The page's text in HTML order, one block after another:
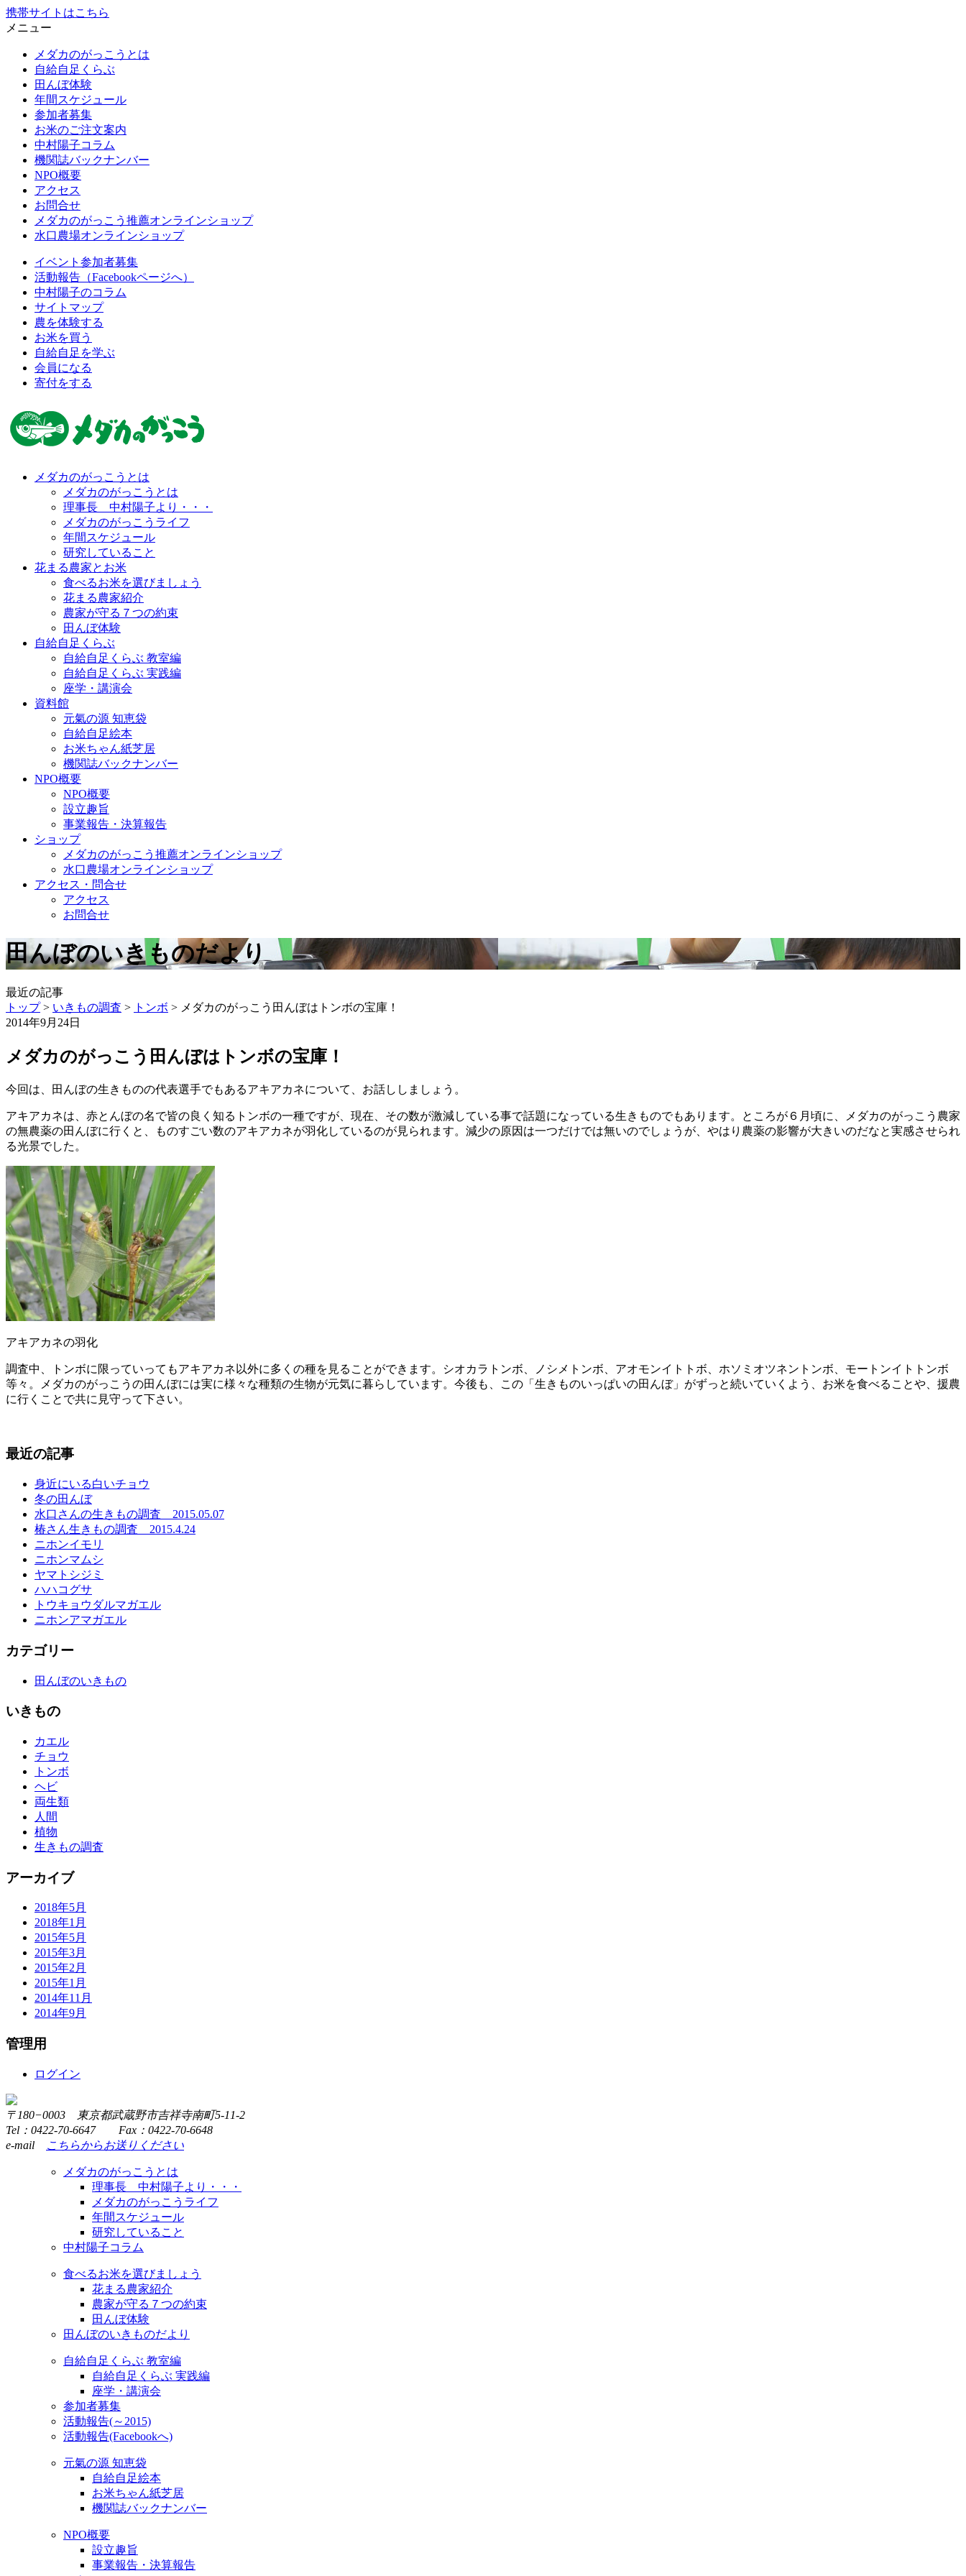
携帯サイトはこちら
メニュー
メダカのがっこうとは
自給自足くらぶ
田んぼ体験
年間スケジュール
参加者募集
お米のご注文案内
中村陽子コラム
機関誌バックナンバー
NPO概要
アクセス
お問合せ
メダカのがっこう推薦オンラインショップ
水口農場オンラインショップ
イベント参加者募集
活動報告（Facebookページへ）
中村陽子のコラム
サイトマップ
農を体験する
お米を買う
自給自足を学ぶ
会員になる
寄付をする
メダカのがっこうとは
メダカのがっこうとは
理事長 中村陽子より・・・
メダカのがっこうライフ
年間スケジュール
研究していること
花まる農家とお米
食べるお米を選びましょう
花まる農家紹介
農家が守る７つの約束
田んぼ体験
自給自足くらぶ
自給自足くらぶ 教室編
自給自足くらぶ 実践編
座学・講演会
資料館
元氣の源 知恵袋
自給自足絵本
お米ちゃん紙芝居
機関誌バックナンバー
NPO概要
NPO概要
設立趣旨
事業報告・決算報告
ショップ
メダカのがっこう推薦オンラインショップ
水口農場オンラインショップ
アクセス・問合せ
アクセス
お問合せ
田んぼのいきものだより
最近の記事
トップ> いきもの調査 > トンボ > メダカのがっこう田んぼはトンボの宝庫！
2014年9月24日
メダカのがっこう田んぼはトンボの宝庫！
今回は、田んぼの生きものの代表選手でもあるアキアカネについて、お話ししましょう。
アキアカネは、赤とんぼの名で皆の良く知るトンボの一種ですが、現在、その数が激減している事で話題になっている生きものでもあります。ところが６月頃に、メダカのがっこう農家
の無農薬の田んぼに行くと、ものすごい数のアキアカネが羽化しているのが見られます。減少の原因は一つだけでは無いのでしょうが、やはり農薬の影響が大きいのだなと実感させられ
る光景でした。
アキアカネの羽化
調査中、トンボに限っていってもアキアカネ以外に多くの種を見ることができます。シオカラトンボ、ノシメトンボ、アオモンイトトボ、ホソミオツネントンボ、モートンイトトンボ
等々。メダカのがっこうの田んぼには実に様々な種類の生物が元気に暮らしています。今後も、この「生きものいっぱいの田んぼ」がずっと続いていくよう、お米を食べることや、援農
に行くことで共に見守って下さい。
最近の記事
身近にいる白いチョウ
冬の田んぼ
水口さんの生きもの調査 2015.05.07
椿さん生きもの調査 2015.4.24
ニホンイモリ
ニホンマムシ
ヤマトシジミ
ハハコグサ
トウキョウダルマガエル
ニホンアマガエル
カテゴリー
田んぼのいきもの
いきもの
カエル
チョウ
トンボ
ヘビ
両生類
人間
植物
生きもの調査
アーカイブ
2018年5月
2018年1月
2015年5月
2015年3月
2015年2月
2015年1月
2014年11月
2014年9月
管理用
ログイン
〒180−0003 東京都武蔵野市吉祥寺南町5-11-2
Tel：0422-70-6647 Fax：0422-70-6648
e-mail
こちらからお送りください
メダカのがっこうとは
理事長 中村陽子より・・・
メダカのがっこうライフ
年間スケジュール
研究していること
中村陽子コラム
食べるお米を選びましょう
花まる農家紹介
農家が守る７つの約束
田んぼ体験
田んぼのいきものだより
自給自足くらぶ 教室編
自給自足くらぶ 実践編
座学・講演会
参加者募集
活動報告(～2015)
活動報告(Facebookへ)
元氣の源 知恵袋
自給自足絵本
お米ちゃん紙芝居
機関誌バックナンバー
NPO概要
設立趣旨
事業報告・決算報告